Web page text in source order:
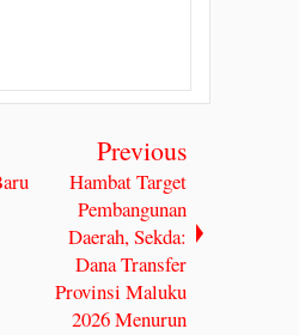
Previous
Hambat Target
Pembangunan
Daerah, Sekda:
Dana Transfer
Provinsi Maluku
2026 Menurun